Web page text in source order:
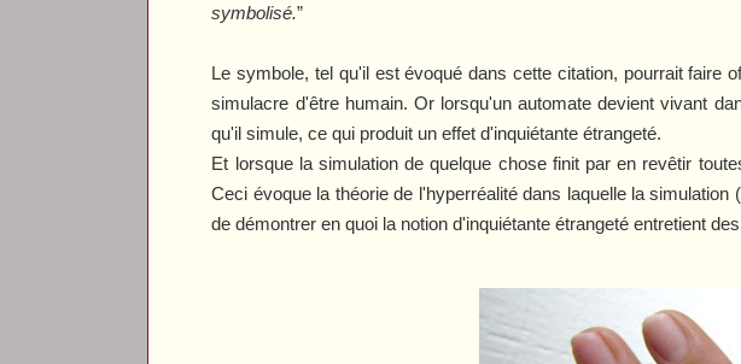
symbolisé.”
Le symbole, tel qu'il est évoqué dans cette citation, pourrait faire
simulacre d'être humain. Or lorsqu'un automate devient vivant
qu'il simule, ce qui produit un effet d'inquiétante étrangeté.
Et lorsque la simulation de quelque chose finit par en revêtir
Ceci évoque la théorie de l'hyperréalité dans laquelle la
de démontrer en quoi la notion d'inquiétante étrangeté entretient